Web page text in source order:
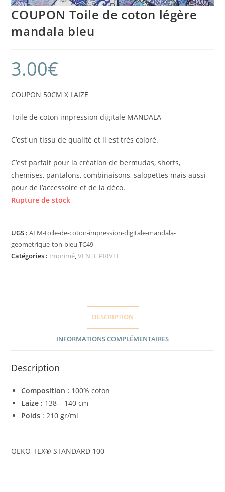
COUPON Toile de coton légère
mandala bleu
3.00€
COUPON 50CM X LAIZE
Toile de coton impression digitale MANDALA
C’est un tissu de qualité et il est très coloré.
C’est parfait pour la création de bermudas, shorts,
chemises, pantalons, combinaisons, salopettes mais aussi
pour de l’accessoire et de la déco.
Rupture de stock
UGS :AFM-toile-de-coton-impression-digitale-mandala-
geometrique-ton-bleu TC49
Catégories : Imprimé,VENTE PRIVEE
DESCRIPTION
INFORMATIONS COMPLÉMENTAIRES
Description
Composition : 100% coton
Laize : 138 – 140 cm
Poids : 210 gr/ml
OEKO-TEX® STANDARD 100